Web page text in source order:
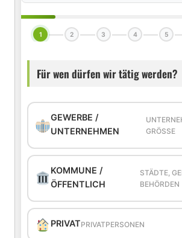
1 2 3 4 5
Für wen dürfen wir tätig werden?
GEWERBE /
UNTERNEHMEN
GRÖSSE
KOMMUNE /
ÖFFENTLICH
STÄDTE,
BEHÖRDEN
PRIVATPRIVATPERSONEN